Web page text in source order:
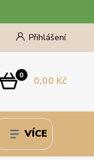
Přihlášení
0 0,00 Kč
VÍCE